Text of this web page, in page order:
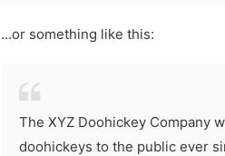
...or something like this:
The XYZ Doohickey Company
doohickeys to the public ever